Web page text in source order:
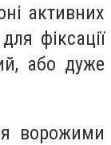
активних
фіксації
або дуже
ворожими